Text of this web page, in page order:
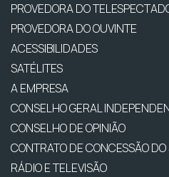
PROVEDORA DO
PROVEDORA DO OUVINTE
ACESSIBILIDADES
SATÉLITES
A EMPRESA
CONSELHO GERAL
CONSELHO DE OPINIÃO
CONTRATO DE CONCESSÃO
RÁDIO E TELEVISÃO